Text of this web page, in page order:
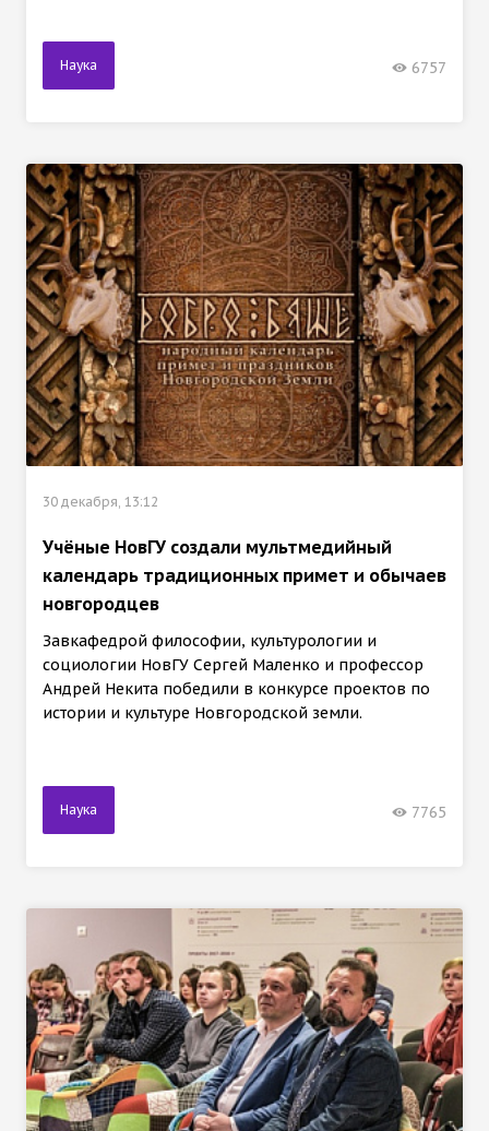
Наука 6757
30 декабря, 13:12
Учёные НовГУ создали мультмедийный
календарь традиционных примет и обычаев
новгородцев
Завкафедрой философии, культурологии и
социологии НовГУ Сергей Маленко и профессор
Андрей Некита победили в конкурсе проектов по
истории и культуре Новгородской земли.
Наука 7765